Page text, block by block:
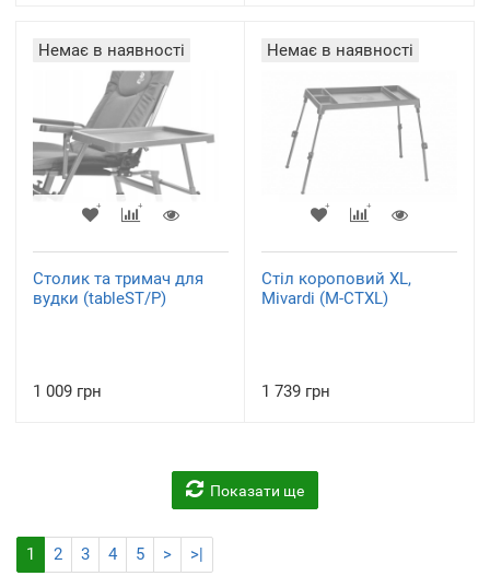
Немає в наявності
Столик та тримач для
вудки (tableST/P)
1 009 грн
Немає в наявності
Стіл короповий XL,
Mivardi (M-CTXL)
1 739 грн
Показати ще
1 2 3 4 5 > >|